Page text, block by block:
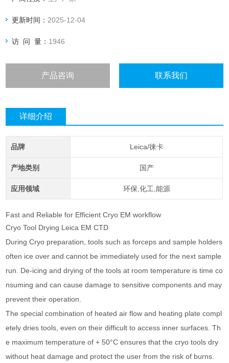
更新时间： 2025-12-04
访 问 量： 1946
产品咨询 联系我们
详细介绍
品牌 Leica/徕卡
产地类别 国产
应用领域 环保,化工,能源
Fast and Reliable for Efficient Cryo EM workflow
Cryo Tool Drying Leica EM CTD
During Cryo preparation, tools such as forceps and sample holders
often ice over and cannot be immediately used for the next sample
run. De-icing and drying of the tools at room temperature is time co
nsuming and can cause damage to sensitive components and may
prevent their operation.
The special combination of heated air flow and heating plate compl
etely dries tools, even on their difficult to access inner surfaces. Th
e maximum temperature of + 50°C ensures that the cryo tools dry
without heat damage and protect the user from the risk of burns.